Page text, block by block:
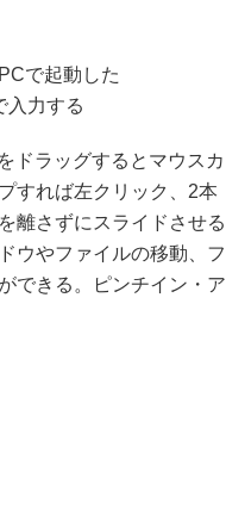
PCで起動した
入力する
ドラッグするとマウスカ
すれば左クリック、2本
離さずにスライドさせる
ウやファイルの移動、フ
できる。ピンチイン・ア